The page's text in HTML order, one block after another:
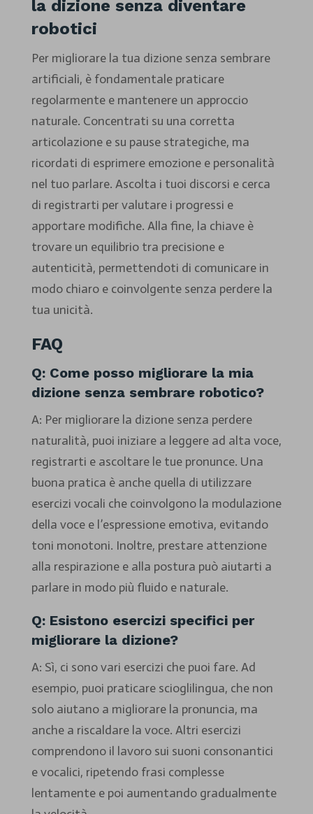
la dizione senza diventare
robotici
Per migliorare la tua dizione senza sembrare
artificiali, è fondamentale praticare
regolarmente e mantenere un approccio
naturale. Concentrati su una corretta
articolazione e su pause strategiche, ma
ricordati di esprimere emozione e personalità
nel tuo parlare. Ascolta i tuoi discorsi e cerca
di registrarti per valutare i progressi e
apportare modifiche. Alla fine, la chiave è
trovare un equilibrio tra precisione e
autenticità, permettendoti di comunicare in
modo chiaro e coinvolgente senza perdere la
tua unicità.
FAQ
Q: Come posso migliorare la mia
dizione senza sembrare robotico?
A: Per migliorare la dizione senza perdere
naturalità, puoi iniziare a leggere ad alta voce,
registrarti e ascoltare le tue pronunce. Una
buona pratica è anche quella di utilizzare
esercizi vocali che coinvolgono la modulazione
della voce e l’espressione emotiva, evitando
toni monotoni. Inoltre, prestare attenzione
alla respirazione e alla postura può aiutarti a
parlare in modo più fluido e naturale.
Q: Esistono esercizi specifici per
migliorare la dizione?
A: Sì, ci sono vari esercizi che puoi fare. Ad
esempio, puoi praticare scioglilingua, che non
solo aiutano a migliorare la pronuncia, ma
anche a riscaldare la voce. Altri esercizi
comprendono il lavoro sui suoni consonantici
e vocalici, ripetendo frasi complesse
lentamente e poi aumentando gradualmente